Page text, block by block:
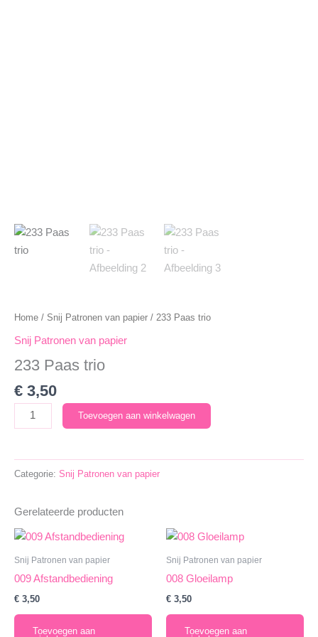
Home / Snij Patronen van papier / 233 Paas trio
Snij Patronen van papier
233 Paas trio
€ 3,50
Paas
Toevoegen aan winkelwagen
Categorie: Snij Patronen van papier
Gerelateerde producten
Snij Patronen van papier
009 Afstandbediening
€ 3,50
Toevoegen aan
Snij Patronen van papier
008 Gloeilamp
€ 3,50
Toevoegen aan